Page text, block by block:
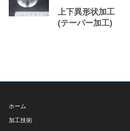
上下異形状加工
(テーパー加工)
ホーム
加工技術